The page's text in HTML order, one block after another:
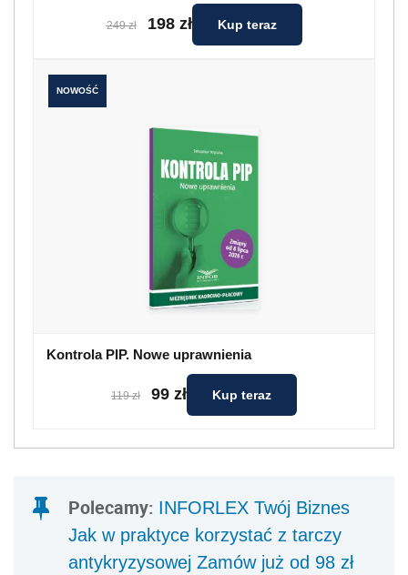
249 zł 198 zł Kup teraz
NOWOŚĆ
Kontrola PIP. Nowe uprawnienia
119 zł 99 zł Kup teraz
Polecamy: INFORLEX Twój Biznes
Jak w praktyce korzystać z tarczy
antykryzysowej Zamów już od 98 zł